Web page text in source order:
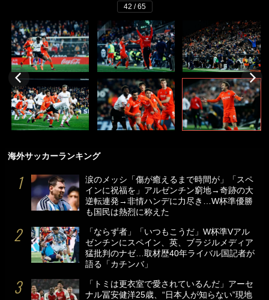
42 / 65
海外サッカーランキング
涙のメッシ「傷が癒えるまで時間が」「スペ
インに祝福を」アルゼンチン窮地→奇跡の大
逆転連発→非情ハンデに力尽き…W杯準優勝
も国民は熱烈に称えた
「ならず者」「いつもこうだ」W杯準Vアル
ゼンチンにスペイン、英、ブラジルメディア
猛批判のナゼ…取材歴40年ライバル国記者が
語る「カチンバ」
「トミは更衣室で愛されているんだ」アーセ
ナル冨安健洋25歳、“日本人が知らない”現地